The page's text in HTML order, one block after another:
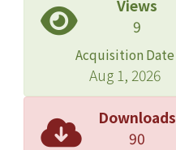
Views
9
Acquisition Date
Aug 1, 2026
Downloads
90